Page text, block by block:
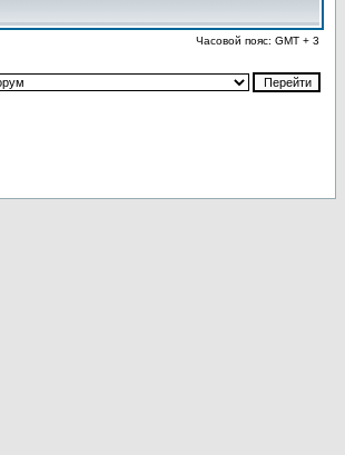
Часовой пояс: GMT + 3